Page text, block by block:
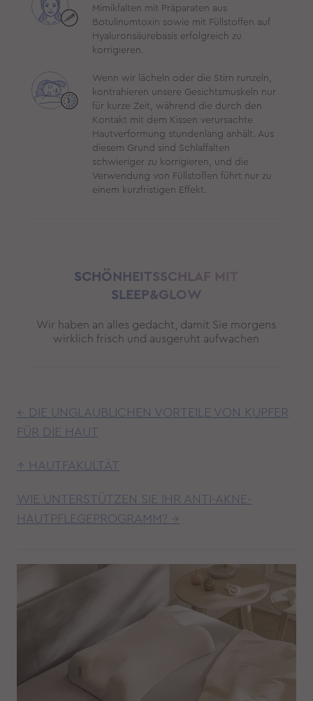
Mimikfalten mit Präparaten aus
Botulinumtoxin sowie mit Füllstoffen auf
Hyaluronsäurebasis erfolgreich zu
korrigieren.
Wenn wir lächeln oder die Stirn runzeln,
kontrahieren unsere Gesichtsmuskeln nur
für kurze Zeit, während die durch den
Kontakt mit dem Kissen verursachte
Hautverformung stundenlang anhält. Aus
diesem Grund sind Schlaffalten
schwieriger zu korrigieren, und die
Verwendung von Füllstoffen führt nur zu
einem kurzfristigen Effekt.
SCHÖNHEITSSCHLAF MIT
SLEEP&GLOW
Wir haben an alles gedacht, damit Sie morgens
wirklich frisch und ausgeruht aufwachen
← DIE UNGLAUBLICHEN VORTEILE VON KUPFER
FÜR DIE HAUT
↑ HAUTFAKULTÄT
WIE UNTERSTÜTZEN SIE IHR ANTI-AKNE-
HAUTPFLEGEPROGRAMM? →